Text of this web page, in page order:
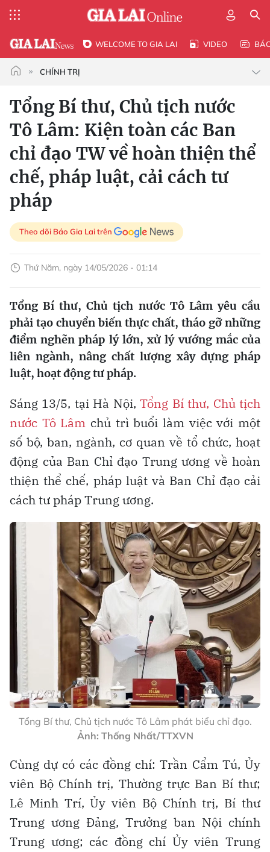
WELCOME TO GIA LAI VIDEO
CHÍNH TRỊ
Tổng Bí thư, Chủ tịch nước
Tô Lâm: Kiện toàn các Ban
chỉ đạo TW về hoàn thiện thể
chế, pháp luật, cải cách tư
pháp
Theo dõi Báo Gia Lai trên
Thứ Năm, ngày 14/05/2026 - 01:14
Tổng Bí thư, Chủ tịch nước Tô Lâm yêu cầu
phải tạo chuyển biến thực chất, tháo gỡ những
điểm nghẽn pháp lý lớn, xử lý vướng mắc của
liên ngành, nâng chất lượng xây dựng pháp
luật, hoạt động tư pháp.
Sáng 13/5, tại Hà Nội,Tổng Bí thư, Chủ tịch
nước Tô Lâm chủ trì buổi làm việc với một
số bộ, ban, ngành, cơ quan về tổ chức, hoạt
động của Ban Chỉ đạo Trung ương về hoàn
thiện thể chế, pháp luật và Ban Chỉ đạo cải
cách tư pháp Trung ương.
Tổng Bí thư, Chủ tịch nước Tô Lâm phát biểu chỉ đạo.
Ảnh: Thống Nhất/TTXVN
Cùng dự có các đồng chí: Trần Cẩm Tú, Ủy
viên Bộ Chính trị, Thường trực Ban Bí thư;
Lê Minh Trí, Ủy viên Bộ Chính trị, Bí thư
Trung ương Đảng, Trưởng ban Nội chính
Trung ương; các đồng chí Ủy viên Trung